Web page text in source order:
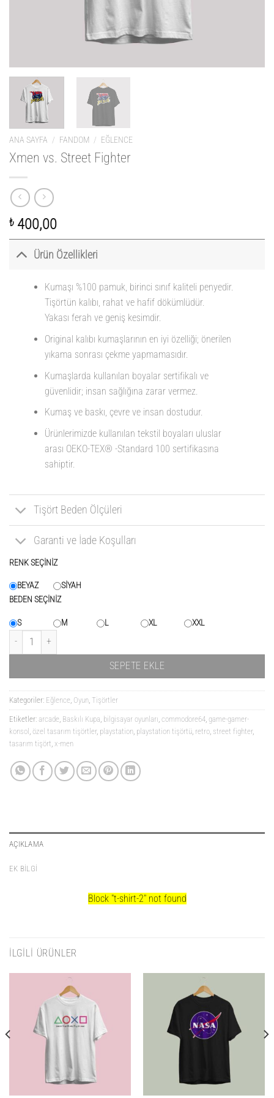
ANA SAYFA / FANDOM / EĞLENCE
Xmen vs. Street Fighter
₺ 400,00
Ürün Özellikleri
Kumaşı %100 pamuk, birinci sınıf kaliteli penyedir.
Tişörtün kalıbı, rahat ve hafif dökümlüdür.
Yakası ferah ve geniş kesimdir.
Original kalıbı kumaşlarının en iyi özelliği; önerilen
yıkama sonrası çekme yapmamasıdır.
Kumaşlarda kullanılan boyalar sertifikalı ve
güvenlidir; insan sağlığına zarar vermez.
Kumaş ve baskı, çevre ve insan dostudur.
Ürünlerimizde kullanılan tekstil boyaları uluslar
arası OEKO-TEX® -Standard 100 sertifikasına
sahiptir.
Tişört Beden Ölçüleri
Garanti ve İade Koşulları
RENK SEÇİNİZ
BEYAZ
SİYAH
BEDEN SEÇİNİZ
S M L XL
XXL
Xmen vs. Street Fighter adet
SEPETE EKLE
Kategoriler: Eğlence, Oyun, Tişörtler
Etiketler: arcade, Baskılı Kupa, bilgisayar oyunları, commodore64, game-gamer-
konsol , özel tasarım tişörtler, playstation, playstation tişörtü, retro, street fighter,
tasarım tişört, x-men
AÇIKLAMA
EK BILGI
Block "t-shirt-2"not found
İLGILI ÜRÜNLER